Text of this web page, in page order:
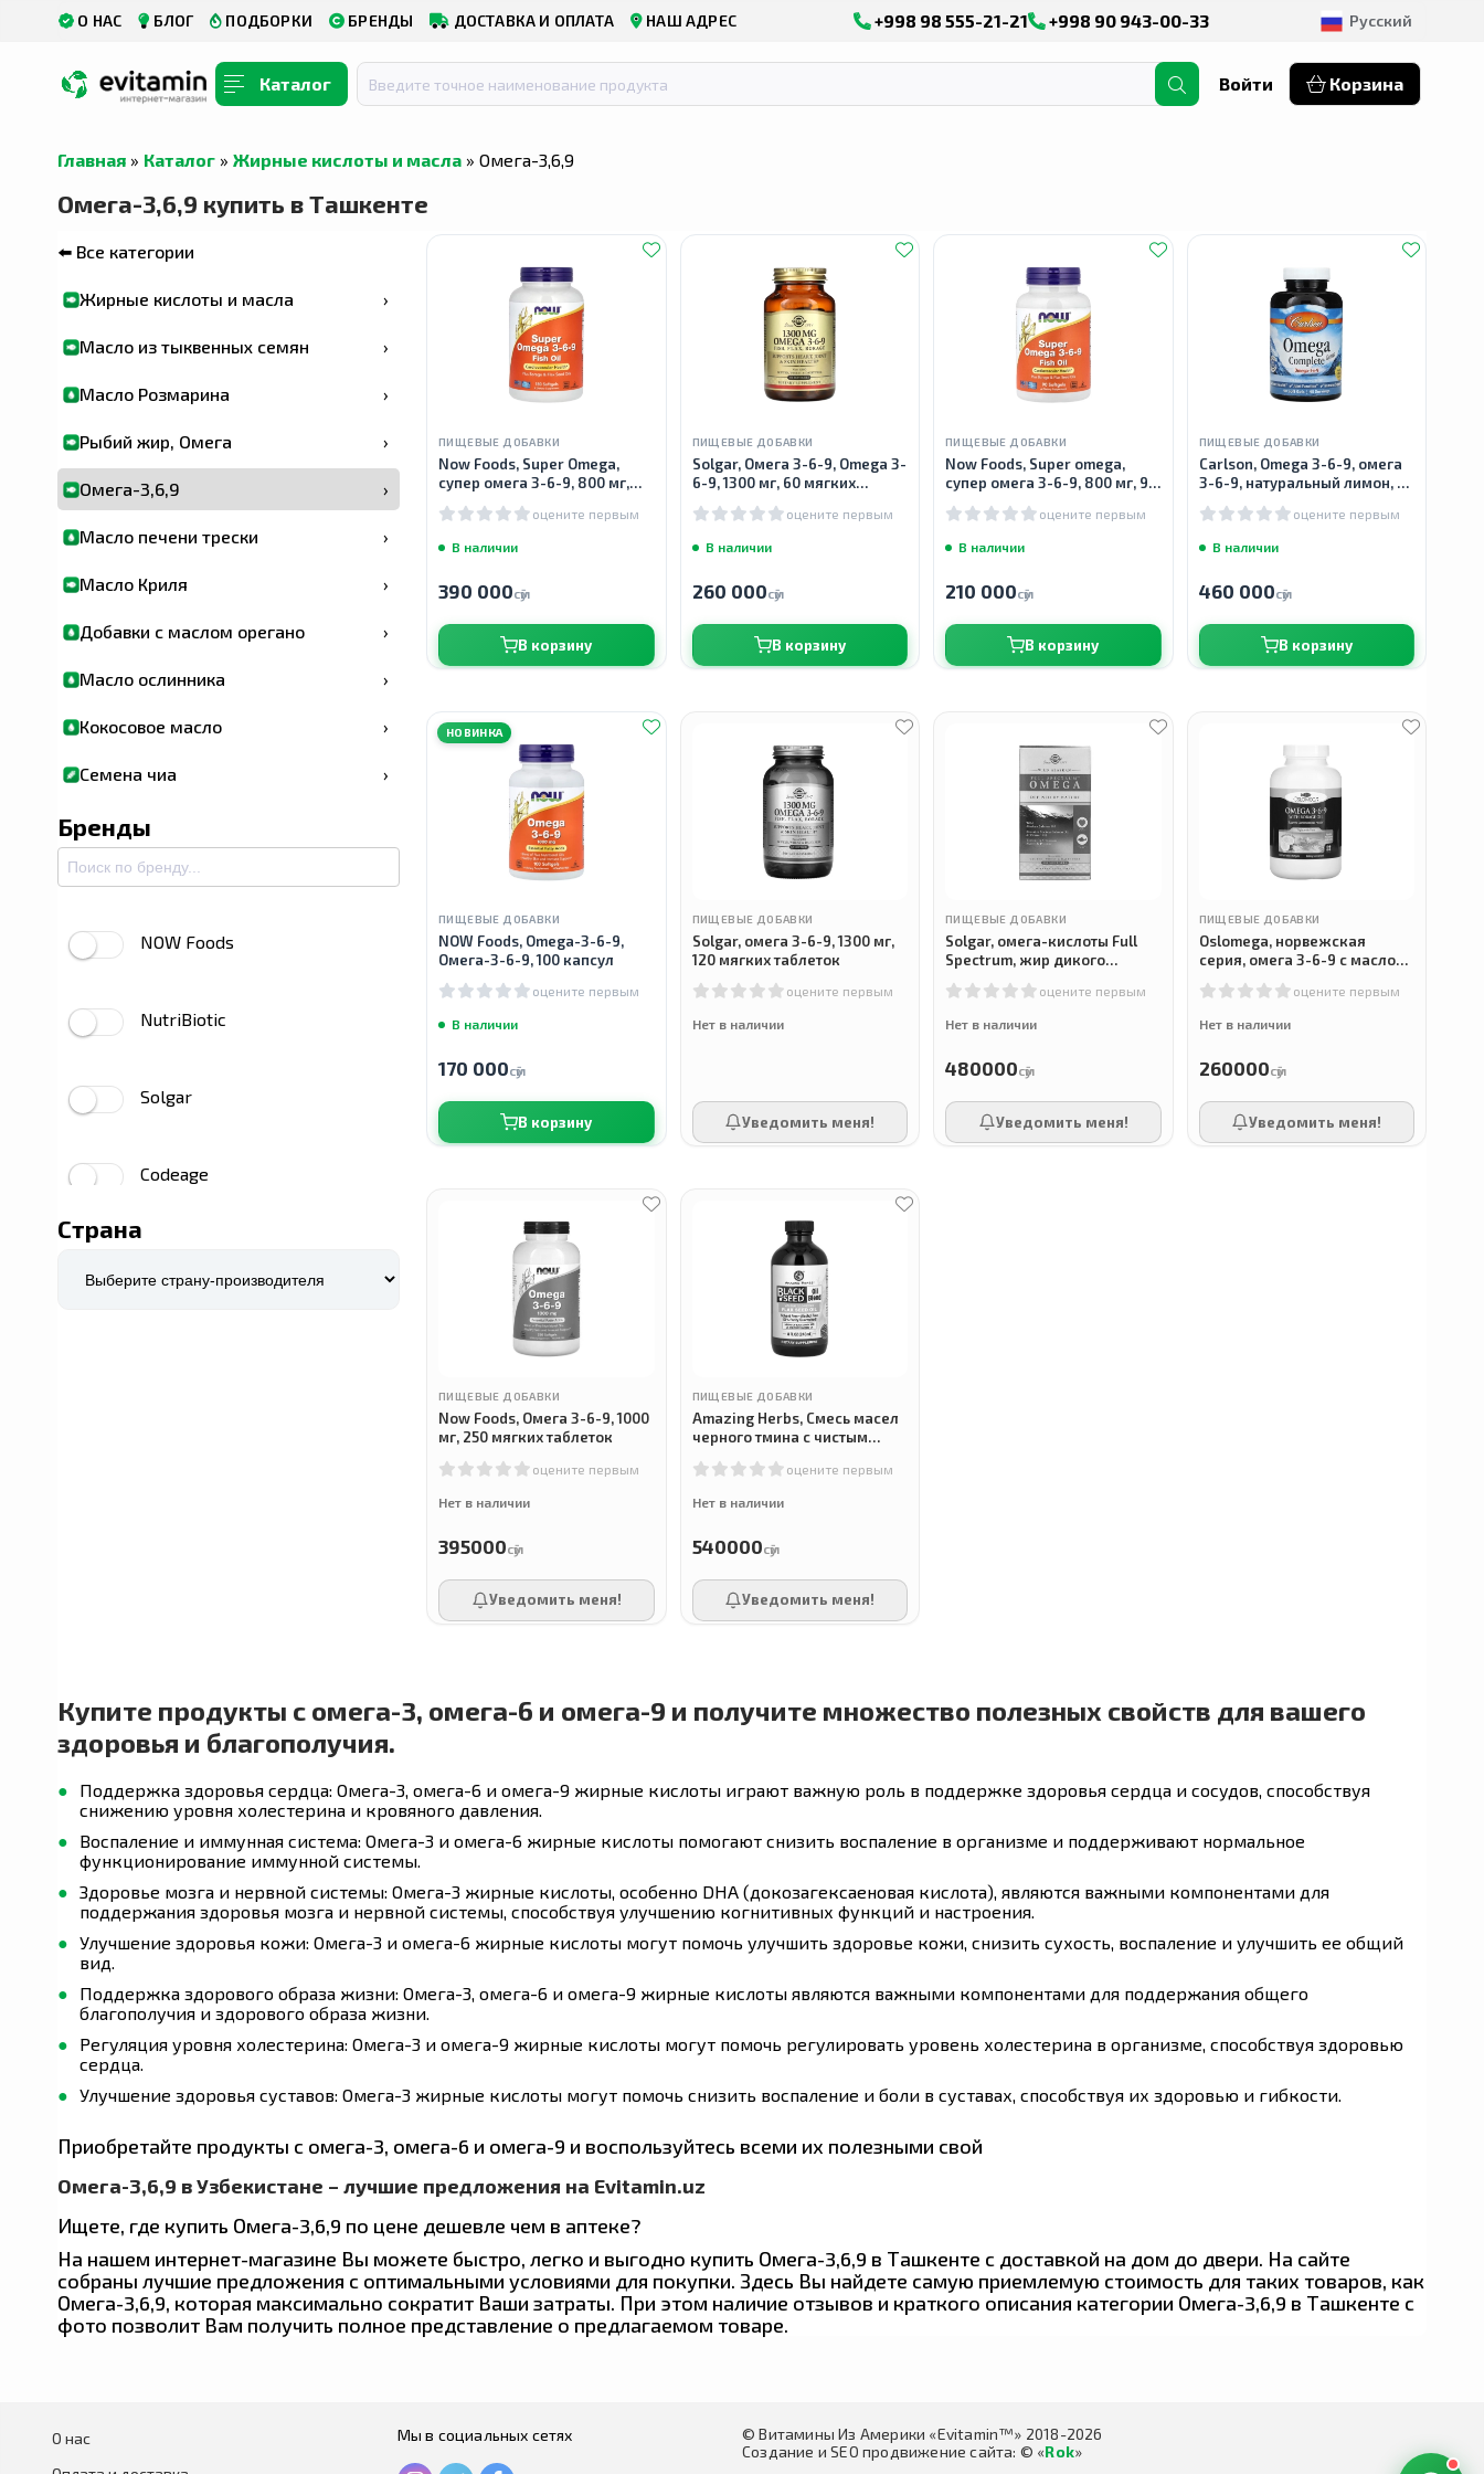
О НАС БЛОГ ПОДБОРКИ БРЕНДЫ ДОСТАВКА И ОПЛАТА НАШ АДРЕС +998 98 555-21-21 +998 90 943-00-33 Русский
Каталог Войти Корзина
Главная » Каталог » Жирные кислоты и масла » Омега-3,6,9
Омега-3,6,9 купить в Ташкенте
⬅️ Все категории
Жирные кислоты и масла ›
Масло из тыквенных семян ›
Масло Розмарина ›
Рыбий жир, Омега ›
Омега-3,6,9 ›
Масло печени трески ›
Масло Криля ›
Добавки с маслом орегано ›
Масло ослинника ›
Кокосовое масло ›
Семена чиа ›
Бренды
NOW Foods
NutriBiotic
Solgar
Codeage
Flexitol
Morningstar Minerals
Nutricost
Global Healing
Gaia Herbs
Buried Treasure
Trace Minerals
Doppelherz
Orthomol
Страна
ПИЩЕВЫЕ ДОБАВКИ
Now Foods, Super Omega,
супер омега 3-6-9, 800 мг,
оцените первым
В наличии
390 000сӯм
В корзину
ПИЩЕВЫЕ ДОБАВКИ
Solgar, Омега 3-6-9, Omega 3-
6-9, 1300 мг, 60 мягких
оцените первым
В наличии
260 000сӯм
В корзину
ПИЩЕВЫЕ ДОБАВКИ
Now Foods, Super omega,
cупер омега 3-6-9, 800 мг, 90
оцените первым
В наличии
210 000сӯм
В корзину
ПИЩЕВЫЕ ДОБАВКИ
Carlson, Omega 3-6-9, омега
3-6-9, натуральный лимон, 90
оцените первым
В наличии
460 000сӯм
В корзину
НОВИНКА
ПИЩЕВЫЕ ДОБАВКИ
NOW Foods, Omega-3-6-9,
Oмега-3-6-9, 100 капсул
оцените первым
В наличии
170 000сӯм
В корзину
ПИЩЕВЫЕ ДОБАВКИ
Solgar, омега 3-6-9, 1300 мг,
120 мягких таблеток
оцените первым
Нет в наличии
Уведомить меня!
ПИЩЕВЫЕ ДОБАВКИ
Solgar, омега-кислоты Full
Spectrum, жир дикого
капсул
оцените первым
Нет в наличии
480000сӯм
Уведомить меня!
ПИЩЕВЫЕ ДОБАВКИ
Oslomega, норвежская
серия, омега 3-6-9 с маслом
180 капсул из рыбьего
оцените первым
Нет в наличии
260000сӯм
Уведомить меня!
ПИЩЕВЫЕ ДОБАВКИ
Now Foods, Омега 3-6-9, 1000
мг, 250 мягких таблеток
оцените первым
Нет в наличии
395000сӯм
Уведомить меня!
ПИЩЕВЫЕ ДОБАВКИ
Amazing Herbs, Смесь масел
черного тмина с чистым
отжима, 240 млоцените первым
Нет в наличии
540000сӯм
Уведомить меня!
Купите продукты с омега-3, омега-6 и омега-9 и получите множество полезных свойств для вашего
здоровья и благополучия.
Поддержка здоровья сердца: Омега-3, омега-6 и омега-9 жирные кислоты играют важную роль в поддержке здоровья сердца и сосудов, способствуя
снижению уровня холестерина и кровяного давления.
Воспаление и иммунная система: Омега-3 и омега-6 жирные кислоты помогают снизить воспаление в организме и поддерживают нормальное
функционирование иммунной системы.
Здоровье мозга и нервной системы: Омега-3 жирные кислоты, особенно DHA (докозагексаеновая кислота), являются важными компонентами для
поддержания здоровья мозга и нервной системы, способствуя улучшению когнитивных функций и настроения.
Улучшение здоровья кожи: Омега-3 и омега-6 жирные кислоты могут помочь улучшить здоровье кожи, снизить сухость, воспаление и улучшить ее общий
вид.
Поддержка здорового образа жизни: Омега-3, омега-6 и омега-9 жирные кислоты являются важными компонентами для поддержания общего
благополучия и здорового образа жизни.
Регуляция уровня холестерина: Омега-3 и омега-9 жирные кислоты могут помочь регулировать уровень холестерина в организме, способствуя здоровью
сердца.
Улучшение здоровья суставов: Омега-3 жирные кислоты могут помочь снизить воспаление и боли в суставах, способствуя их здоровью и гибкости.
Приобретайте продукты с омега-3, омега-6 и омега-9 и воспользуйтесь всеми их полезными свой
Омега-3,6,9 в Узбекистане – лучшие предложения на Evitamin.uz
Ищете, где купить Омега-3,6,9 по цене дешевле чем в аптеке?
На нашем интернет-магазине Вы можете быстро, легко и выгодно купить Омега-3,6,9 в Ташкенте с доставкой на дом до двери. На сайте
собраны лучшие предложения с оптимальными условиями для покупки. Здесь Вы найдете самую приемлемую стоимость для таких товаров, как
Омега-3,6,9, которая максимально сократит Ваши затраты. При этом наличие отзывов и краткого описания категории Омега-3,6,9 в Ташкенте с
фото позволит Вам получить полное представление о предлагаемом товаре.
О нас
Мы в социальных сетях
© Витамины Из Америки «Evitamin™» 2018-2026
Создание и SEO продвижение сайта: © «Rok»